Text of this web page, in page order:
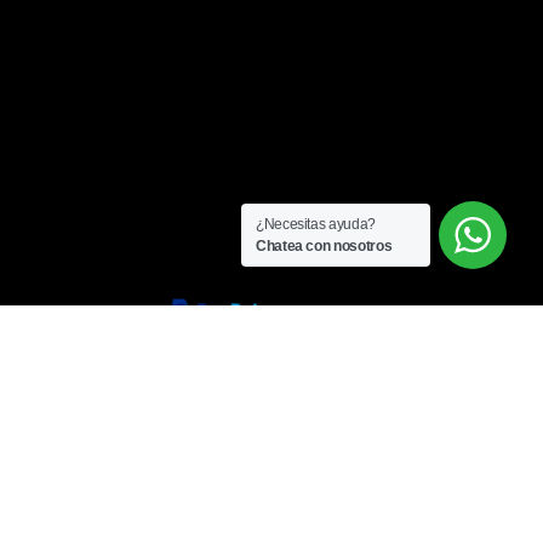
¿Necesitas ayuda?
Chatea con nosotros